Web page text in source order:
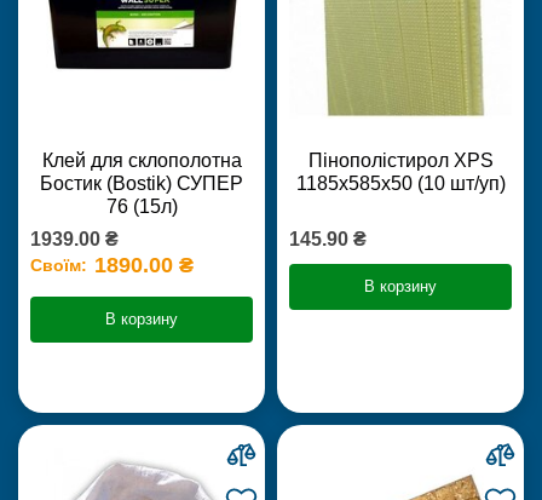
Клей для склополотна
Бостик (Bostik) СУПЕР
76 (15л)
1939.00 ₴
Своїм: 1890.00 ₴
В корзину
Пінополістирол XPS
1185х585х50 (10 шт/уп)
145.90 ₴
В корзину